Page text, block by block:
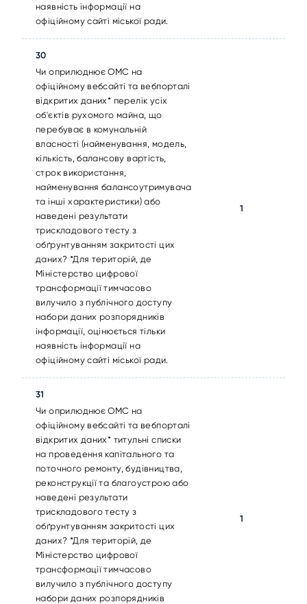
наявність інформації на
офіційному сайті міської ради.
30
Чи оприлюднює ОМС на
офіційному вебсайті та вебпорталі
відкритих даних* перелік усіх
об'єктів рухомого майна, що
перебуває в комунальній
власності (найменування, модель,
кількість, балансову вартість,
строк використання,
найменування балансоутримувача
та інші характеристики) або
наведені результати
трискладового тесту з
обґрунтуванням закритості цих
даних? *Для територій, де
Міністерство цифрової
трансформації тимчасово
вилучило з публічного доступу
набори даних розпорядників
інформації, оцінюється тільки
наявність інформації на
офіційному сайті міської ради.
1
31
Чи оприлюднює ОМС на
офіційному вебсайті та вебпорталі
відкритих даних* титульні списки
на проведення капітального та
поточного ремонту, будівництва,
реконструкції та благоустрою або
наведені результати
трискладового тесту з
обґрунтуванням закритості цих
даних? *Для територій, де
Міністерство цифрової
трансформації тимчасово
вилучило з публічного доступу
набори даних розпорядників
1